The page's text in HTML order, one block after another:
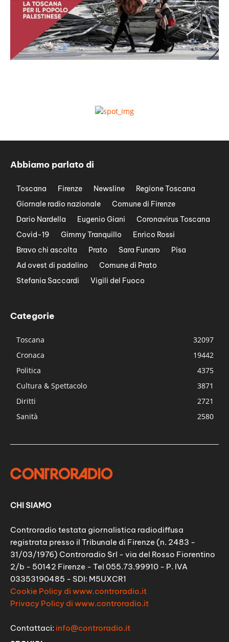
Abbiamo parlato di
Toscana Firenze Newsline
Regione Toscana
Giornale radio nazionale
Comune di Firenze
Dario Nardella
Eugenio Giani
Coronavirus Toscana
Covid-19
Gimmy Tranquillo
Enrico Rossi
Bravo chi ascolta
Prato Sara Funaro
Pisa
Ad ovest di padalino
Comune di Prato
Stefania Saccardi
Vigili del Fuoco
Categorie
Toscana
32097
Cronaca
19442
Politica
4375
Cultura & Spettacolo
3871
Diritti
2721
Sanità
2580
CHI SIAMO
Controradio testata giornalistica radiodiffusa
registrata presso il Tribunale di Firenze (n. 2483 -
31/03/1976) Controradio Srl - via del Rosso Fiorentino
2/b - 50142 Firenze - Tel 055.73.99910 - P. IVA
03353190485 - SDI: M5UXCR1
Cookie Policy di www.controradio.it
Privacy Policy di www.controradio.it
Contattaci: info@controradio.it